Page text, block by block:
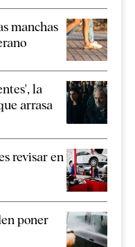
manchas
la
arrasa
revisar en
poner